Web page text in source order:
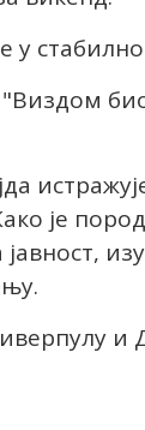
у
"Виздом
је
и